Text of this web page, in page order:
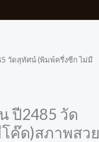
วัดสุทัศน์ (พิมพ์ครึ่งซีก ไม่มี
ปี2485 วัด
ค๊ด)สภาพสวย